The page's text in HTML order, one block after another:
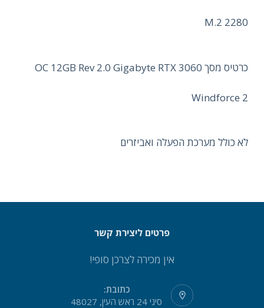
M.2 2280
כרטיס מסך OC 12GB Rev 2.0 Gigabyte RTX 3060
Windforce 2
לא כולל מערכת הפעלה ואביזרים
פרטים ליצירת קשר
אין מכירה לצרכן סופי!
כתובת:
סיני 24 ראש העין, 48027